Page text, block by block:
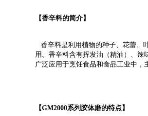
【香辛料的简介】
香辛料是利用植物的种子、花蕾、
用。香辛料含有挥发油（精油）、
广泛应用于烹饪食品和食品工业中，
【GM2000系列胶体磨的特点】